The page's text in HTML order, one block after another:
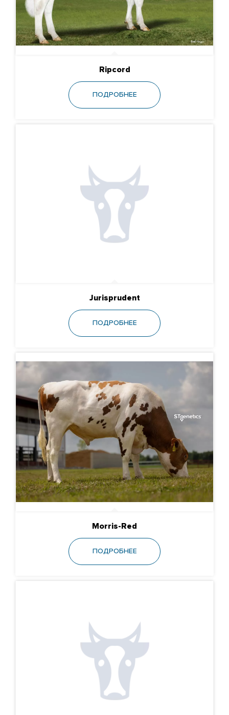
Ripcord
ПОДРОБНЕЕ
Jurisprudent
ПОДРОБНЕЕ
Morris-Red
ПОДРОБНЕЕ